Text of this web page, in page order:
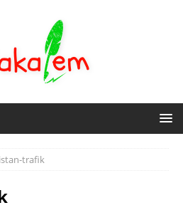
trafik